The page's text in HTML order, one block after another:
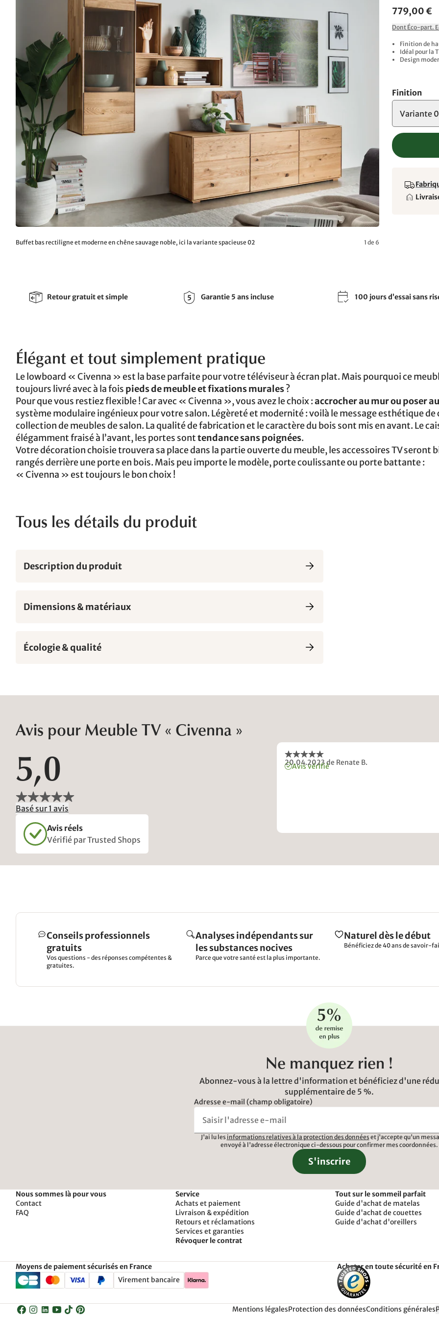
Buffet bas rectiligne et moderne en chêne sauvage noble, ici la variante spacieuse 02 1 de 6
779,00 €
Dont Éco-part.
Finition de
Idéal pour la
Design
Finition
Variante
Retour gratuit et simple Garantie 5 ans incluse 100 jours d’essai sans
Élégant et tout simplement pratique
Le lowboard « Civenna » est la base parfaite pour votre téléviseur à écran plat. Mais pourquoi ce
toujours livré avec à la fois pieds de meuble et fixations murales?
Pour que vous restiez flexible ! Car avec « Civenna », vous avez le choix :accrocher au mur ou poser
système modulaire ingénieux pour votre salon. Légèreté et modernité : voilà le message esthétique de
collection de meubles de salon. La qualité de fabrication et le caractère du bois sont mis en avant. Le
élégamment fraisé à l’avant, les portes sonttendance sans poignées.
Votre décoration choisie trouvera sa place dans la partie ouverte du meuble, les accessoires TV seront
rangés derrière une porte en bois. Mais peu importe le modèle, porte coulissante ou porte battante :
« Civenna » est toujours le bon choix !
Tous les détails du produit
Description du produit
Dimensions & matériaux
Écologie & qualité
Avis pour Meuble TV « Civenna »
5,0
Basé sur 1 avis
Avis réels
Vérifié par Trusted Shops
20.04.2023de Renate B.
Avis vérifié
Conseils professionnels
gratuits
Vos questions - des réponses compétentes &
gratuites.
Analyses indépendants sur
les substances nocives
Parce que votre santé est la plus importante.
Naturel dès le début
Bénéficiez de 40 ans de savoir-
Ne manquez rien !
Abonnez-vous à la lettre d'information et bénéficiez d'une
supplémentaire de 5 %.
Adresse e-mail (champ obligatoire)
J'ai lu les informations relatives à la protection des données et j'accepte qu'un
envoyé à l'adresse électronique ci-dessous pour confirmer mes coordonnées.
S'inscrire
Nous sommes là pour vous
Contact
FAQ
Service
Achats et paiement
Livraison & expédition
Retours et réclamations
Services et garanties
Révoquer le contrat
Tout sur le sommeil parfait
Guide d'achat de matelas
Guide d'achat de couettes
Guide d'achat d'oreillers
Moyens de paiement sécurisés en France
Virement bancaire
Acheter en toute sécurité en
Mentions légalesProtection des donnéesConditions générales